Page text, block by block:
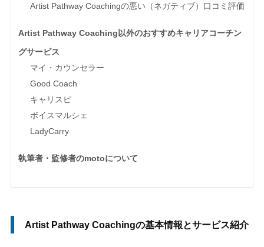
Artist Pathway Coachingの悪い（ネガティブ）口コミ評価
Artist Pathway Coaching以外のおすすめキャリアコーチン
グサービス
マイ・カウンセラー
Good Coach
キャリスピ
ボイスマルシェ
LadyCarry
執筆者・監修者のmotoについて
Artist Pathway Coachingの基本情報とサービス紹介